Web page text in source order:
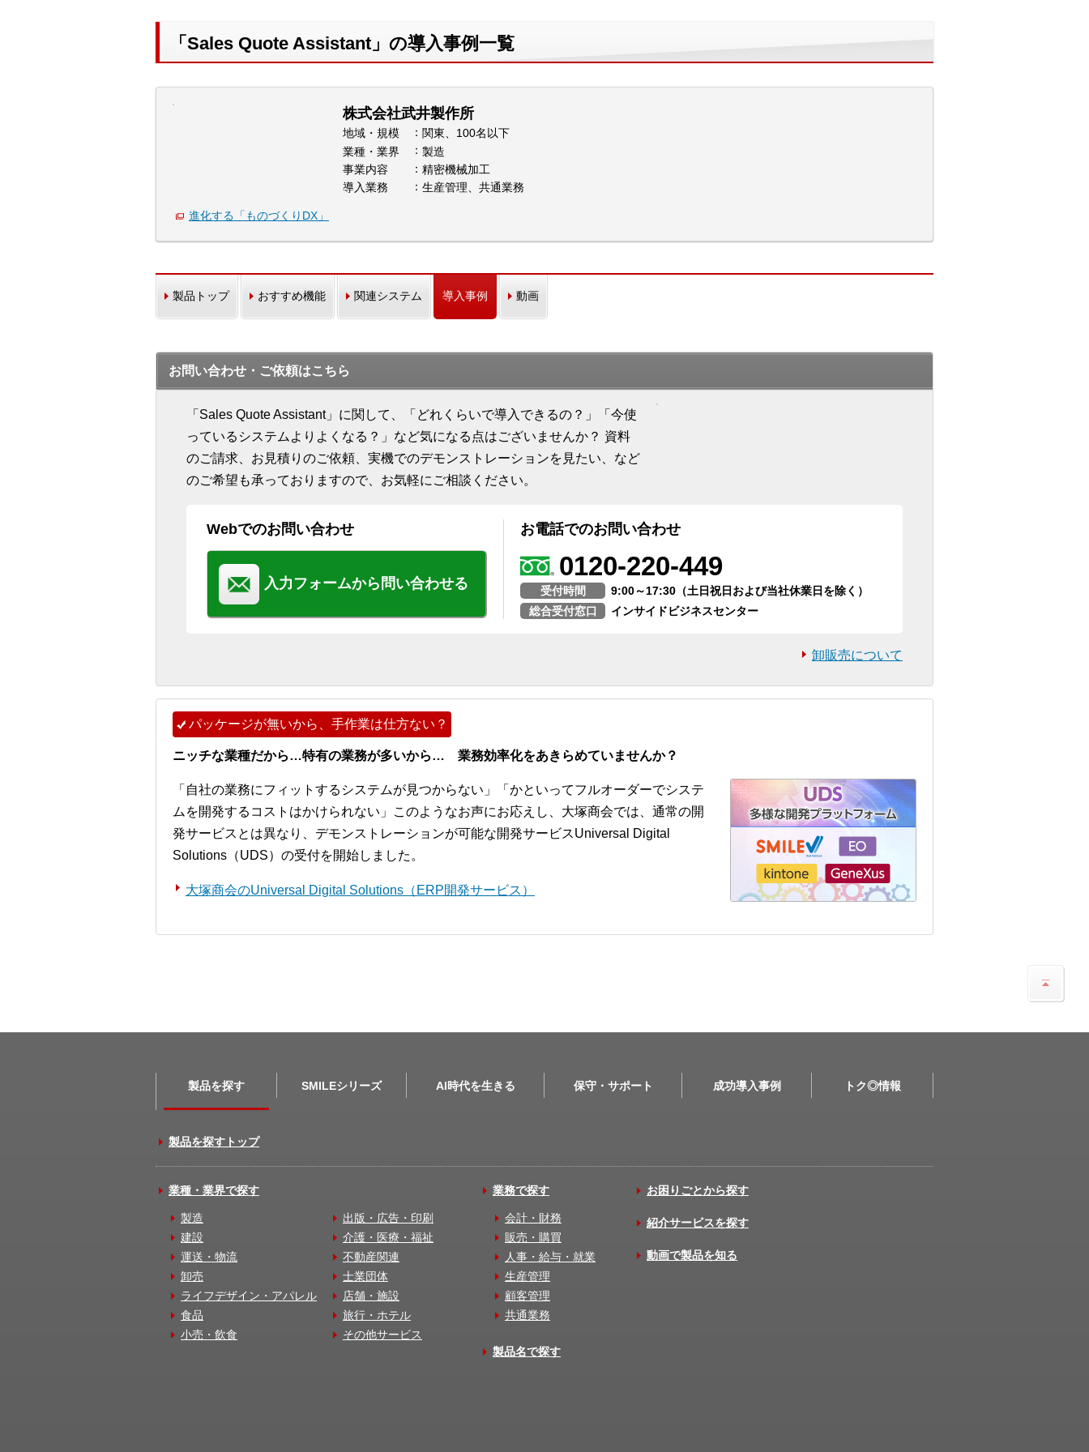
「Sales Quote Assistant」の導入事例一覧
株式会社武井製作所
地域・規模
関東、100名以下
業種・業界
製造
事業内容
精密機械加工
導入業務
生産管理、共通業務
進化する「ものづくりDX」
製品トップ おすすめ機能 関連システム 導入事例 動画
お問い合わせ・ご依頼はこちら
「Sales Quote Assistant」に関して、「どれくらいで導入できるの？」「今使
っているシステムよりよくなる？」など気になる点はございませんか？ 資料
のご請求、お見積りのご依頼、実機でのデモンストレーションを見たい、など
のご希望も承っておりますので、お気軽にご相談ください。
Webでのお問い合わせ
入力フォームから問い合わせる
お電話でのお問い合わせ
0120-220-449
受付時間
9:00～17:30（土日祝日および当社休業日を除く）
総合受付窓口
インサイドビジネスセンター
卸販売について
パッケージが無いから、手作業は仕方ない？
ニッチな業種だから…特有の業務が多いから… 業務効率化をあきらめていませんか？
「自社の業務にフィットするシステムが見つからない」「かといってフルオーダーでシステ
ムを開発するコストはかけられない」このようなお声にお応えし、大塚商会では、通常の開
発サービスとは異なり、デモンストレーションが可能な開発サービスUniversal Digital
Solutions（UDS）の受付を開始しました。
大塚商会のUniversal Digital Solutions（ERP開発サービス）
製品を探す SMILEシリーズ AI時代を生きる 保守・サポート 成功導入事例 トク◎情報
製品を探すトップ
業種・業界で探す
製造
建設
運送・物流
卸売
ライフデザイン・アパレル
食品
小売・飲食
出版・広告・印刷
介護・医療・福祉
不動産関連
士業団体
店舗・施設
旅行・ホテル
その他サービス
業務で探す
会計・財務
販売・購買
人事・給与・就業
生産管理
顧客管理
共通業務
製品名で探す
お困りごとから探す
紹介サービスを探す
動画で製品を知る